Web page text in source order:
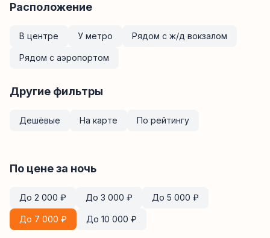
Расположение
В центре У метро Рядом с ж/д вокзалом
Рядом с аэропортом
Другие фильтры
Дешёвые На карте По рейтингу
По цене за ночь
До 2 000 ₽ До 3 000 ₽ До 5 000 ₽
До 7 000 ₽ До 10 000 ₽